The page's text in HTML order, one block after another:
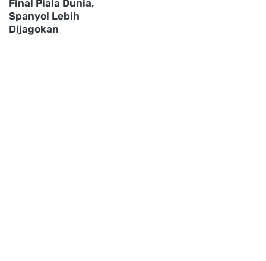
Final Piala Dunia,
Spanyol Lebih
Dijagokan